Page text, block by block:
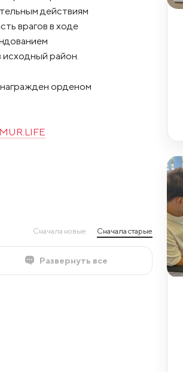
действиям
врагов в ходе
район.
орденом
Сначала новые Сначала старые
Развернуть все